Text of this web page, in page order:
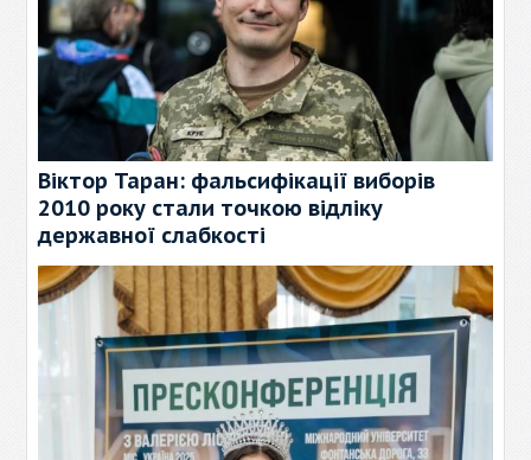
Віктор Таран: фальсифікації виборів
2010 року стали точкою відліку
державної слабкості